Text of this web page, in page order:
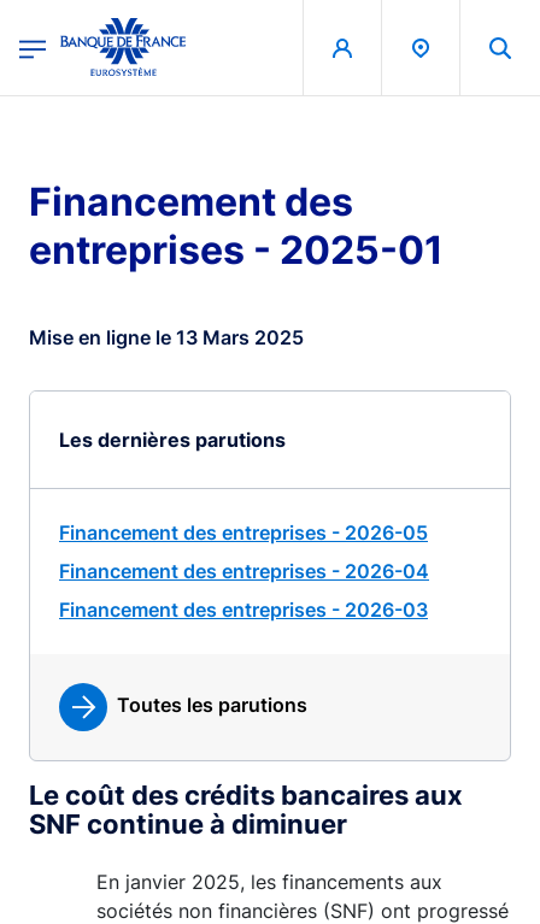
Banque de France - Menu Principal
Financement des
entreprises - 2025-01
Mise en ligne le 13 Mars 2025
Les dernières parutions
Financement des entreprises - 2026-05
Financement des entreprises - 2026-04
Financement des entreprises - 2026-03
Toutes les parutions
Le coût des crédits bancaires aux
SNF continue à diminuer
En janvier 2025, les financements aux
sociétés non financières (SNF) ont progressé